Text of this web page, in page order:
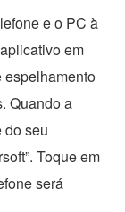
e o PC à
em
espelhamento
Quando a
do seu
Toque em
será